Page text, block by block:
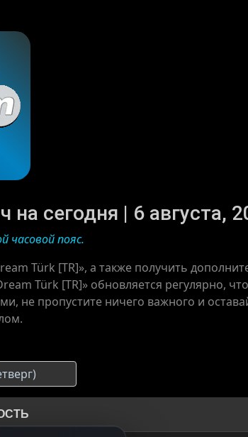
сегодня | 6 августа,
часовой пояс.
Türk [TR]», а также получить
Türk [TR]» обновляется регулярно,
не пропустите ничего важного и